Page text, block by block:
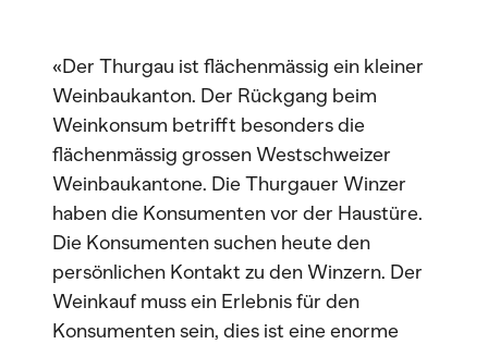
«Der Thurgau ist flächenmässig ein kleiner
Weinbaukanton. Der Rückgang beim
Weinkonsum betrifft besonders die
flächenmässig grossen Westschweizer
Weinbaukantone. Die Thurgauer Winzer
haben die Konsumenten vor der Haustüre.
Die Konsumenten suchen heute den
persönlichen Kontakt zu den Winzern. Der
Weinkauf muss ein Erlebnis für den
Konsumenten sein, dies ist eine enorme